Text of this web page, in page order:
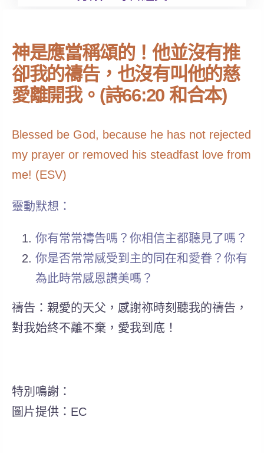
神是應當稱頌的！他並沒有推
卻我的禱告，也沒有叫他的慈
愛離開我。(詩66:20 和合本)
Blessed be God, because he has not rejected
my prayer or removed his steadfast love from
me! (ESV)
靈動默想：
你有常常禱告嗎？你相信主都聽見了嗎？
你是否常常感受到主的同在和愛眷？你有
為此時常感恩讚美嗎？
禱告：親愛的天父，感謝祢時刻聽我的禱告，
對我始終不離不棄，愛我到底！
特別鳴謝：
圖片提供：EC